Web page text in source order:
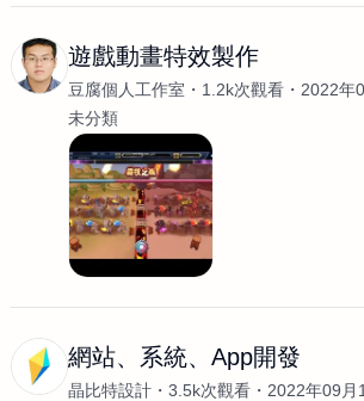
遊戲動畫特效製作
豆腐個人工作室 1.2k次觀看
2022年
未分類
網站、系統、App開發
晶比特設計 3.5k次觀看
2022年09月